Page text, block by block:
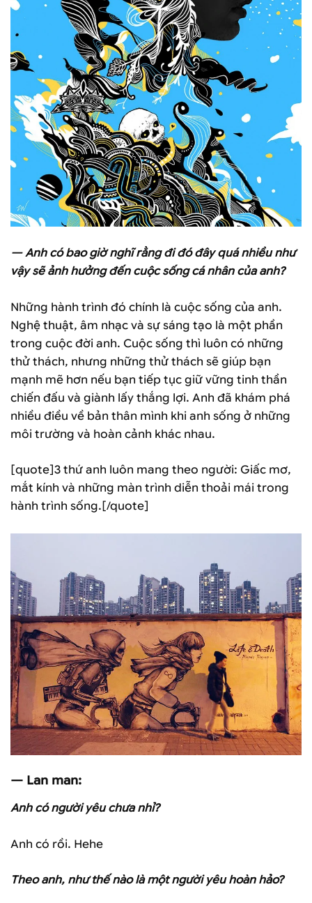
— Anh có bao giờ nghĩ rằng đi đó đây quá nhiều như
vậy sẽ ảnh hưởng đến cuộc sống cá nhân của anh?
Những hành trình đó chính là cuộc sống của anh.
Nghệ thuật, âm nhạc và sự sáng tạo là một phần
trong cuộc đời anh. Cuộc sống thì luôn có những
thử thách, nhưng những thử thách sẽ giúp bạn
mạnh mẽ hơn nếu bạn tiếp tục giữ vững tinh thần
chiến đấu và giành lấy thắng lợi. Anh đã khám phá
nhiều điều về bản thân mình khi anh sống ở những
môi trường và hoàn cảnh khác nhau.
[quote]3 thứ anh luôn mang theo người: Giấc mơ,
mắt kính và những màn trình diễn thoải mái trong
hành trình sống.[/quote]
— Lan man:
Anh có người yêu chưa nhỉ?
Anh có rồi. Hehe
Theo anh, như thế nào là một người yêu hoàn hảo?